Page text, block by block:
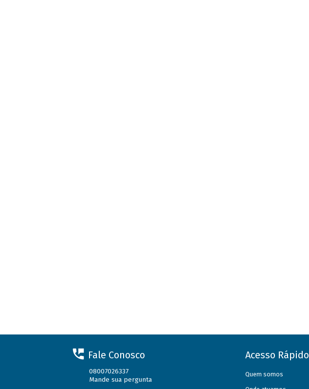
Fale Conosco
08007026337
Mande sua pergunta
Acesso Rápido
Quem somos